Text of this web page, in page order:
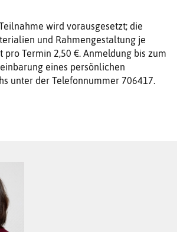
wird vorausgesetzt; die
und Rahmengestaltung je
Termin 2,50 €. Anmeldung bis zum
eines persönlichen
unter der Telefonnummer 706417.